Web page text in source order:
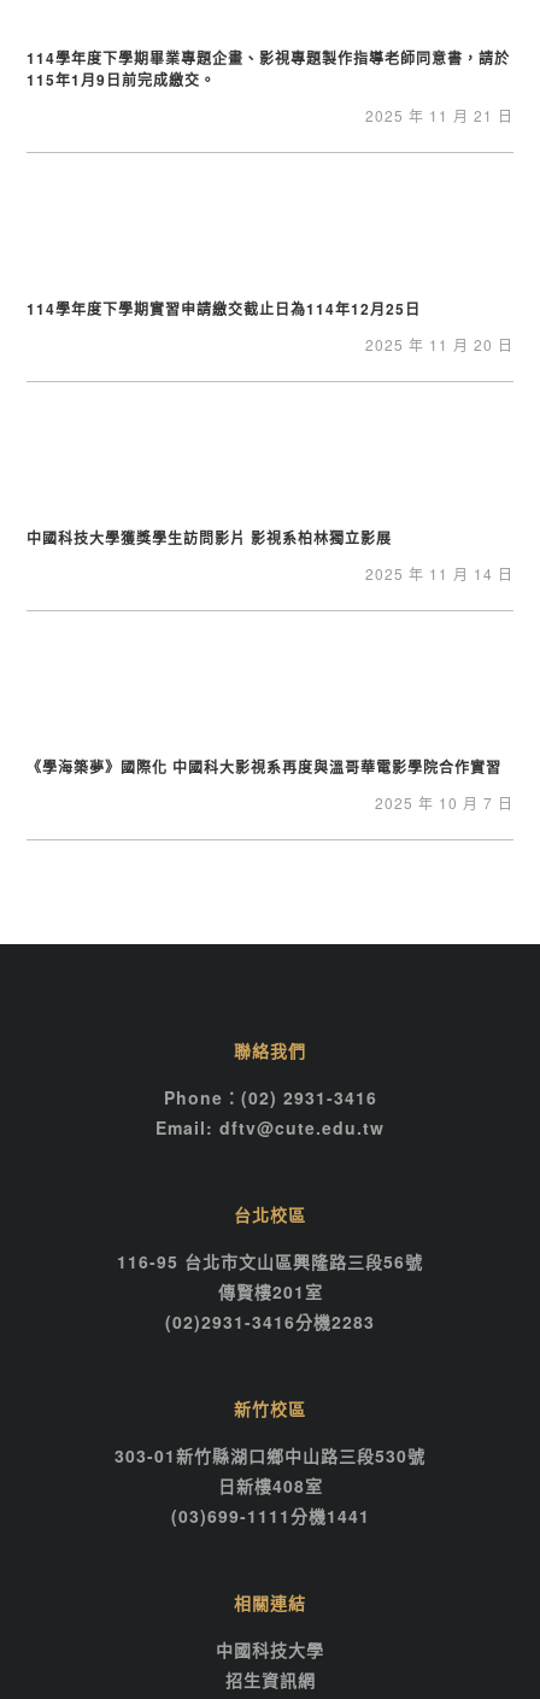
114學年度下學期畢業專題企畫、影視專題製作指導老師同意書，請於
115年1月9日前完成繳交。
2025 年 11 月 21 日
114學年度下學期實習申請繳交截止日為114年12月25日
2025 年 11 月 20 日
中國科技大學獲獎學生訪問影片 影視系柏林獨立影展
2025 年 11 月 14 日
《學海築夢》國際化 中國科大影視系再度與溫哥華電影學院合作實習
2025 年 10 月 7 日
聯絡我們
Phone：(02) 2931-3416
Email: dftv@cute.edu.tw
台北校區
116-95 台北市文山區興隆路三段56號
傳賢樓201室
(02)2931-3416分機2283
新竹校區
303-01新竹縣湖口鄉中山路三段530號
日新樓408室
(03)699-1111分機1441
相關連結
中國科技大學
招生資訊網